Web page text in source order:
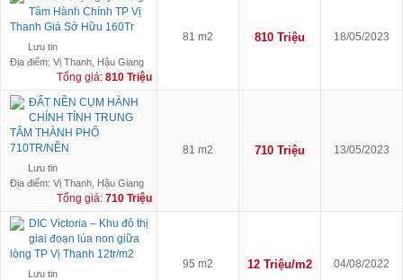
Tâm Hành Chính TP Vị
Thanh Giá Sở Hữu 160Tr
Lưu tin
Địa điểm: Vị Thanh, Hậu Giang
Tổng giá: 810 Triệu
81 m2 810 Triệu 18/05/2023
ĐẤT NỀN CỤM HÀNH
CHÍNH TỈNH TRUNG
TÂM THÀNH PHỐ
710TR/NỀN
Lưu tin
Địa điểm: Vị Thanh, Hậu Giang
Tổng giá: 710 Triệu
81 m2 710 Triệu 13/05/2023
DIC Victoria – Khu đô thị
giai đoạn lúa non giữa
lòng TP Vị Thanh 12tr/m2
Lưu tin
95 m2 12 Triệu/m2 04/08/2022